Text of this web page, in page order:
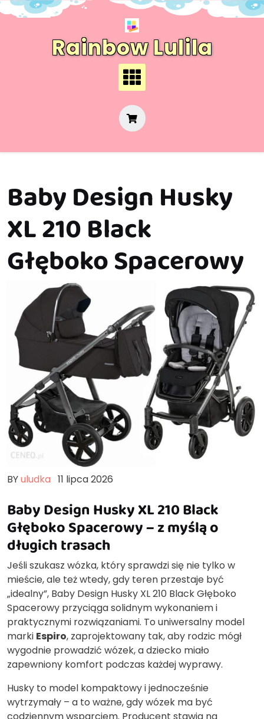
Skip
Rainbow Lulila
Baby Design Husky
XL 210 Black
Głęboko Spacerowy
BYuludka 11 lipca 2026
Baby Design Husky XL 210 Black
Głęboko Spacerowy – z myślą o
długich trasach
Jeśli szukasz wózka, który sprawdzi się nie tylko w
mieście, ale też wtedy, gdy teren przestaje być
„idealny”, Baby Design Husky XL 210 Black Głęboko
Spacerowy przyciąga solidnym wykonaniem i
praktycznymi rozwiązaniami. To uniwersalny model
marki Espiro, zaprojektowany tak, aby rodzic mógł
wygodnie prowadzić wózek, a dziecko miało
zapewniony komfort podczas każdej wyprawy.
Husky to model kompaktowy i jednocześnie
wytrzymały – a to ważne, gdy wózek ma być
codziennym wsparciem. Producent stawia na